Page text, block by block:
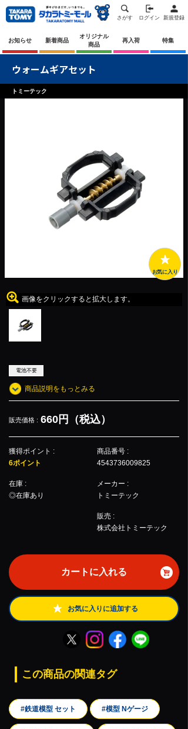
さがす ログイン 新規登録
お知らせ 新着商品
オリジナル
商品
再入荷 特集
ウォームギアセット
トミーテック
お気に入り
画像をクリックすると拡大します。
電池不要
商品説明をもっとみる
販売価格 : 660円（税込）
獲得ポイント :
6ポイント
在庫 :
◎在庫あり
商品番号 :
4543736009825
メーカー :
トミーテック
販売 :
株式会社トミーテック
カートに入れる
お気に入りに追加する
この商品の関連タグ
#鉄道模型 セット #模型 Nゲージ